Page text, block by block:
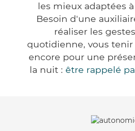
les mieux adaptées
Besoin d'une
réaliser les
quotidienne, vous
encore pour une
la nuit : être rappelé